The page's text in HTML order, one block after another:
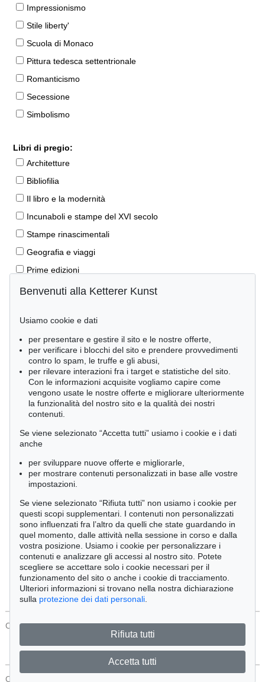
Impressionismo
Stile liberty'
Scuola di Monaco
Pittura tedesca settentrionale
Romanticismo
Secessione
Simbolismo
Libri di pregio:
Architetture
Bibliofilia
Il libro e la modernità
Incunaboli e stampe del XVI secolo
Stampe rinascimentali
Geografia e viaggi
Prime edizioni
Manoscritti antichi
Libri per bambini
Lifestyle
Pietre miliari delle scienze naturali
Letteratura classica
Economia e diritto
Meraviglie della natura
Cimelia
Ordine:
Tutti gli oggetti
Solo offerte attuali
Solo oggetti venduti
Cerca
CONTATTI Protezione Dei Dati
CONTATTI
Benvenuti alla Ketterer Kunst
Usiamo cookie e dati
per presentare e gestire il sito e le nostre offerte,
per verificare i blocchi del sito e prendere provvedimenti
contro lo spam, le truffe e gli abusi,
per rilevare interazioni fra i target e statistiche del sito.
Con le informazioni acquisite vogliamo capire come
vengono usate le nostre offerte e migliorare ulteriormente
la funzionalità del nostro sito e la qualità dei nostri
contenuti.
Se viene selezionato “Accetta tutti” usiamo i cookie e i dati
anche
per sviluppare nuove offerte e migliorarle,
per mostrare contenuti personalizzati in base alle vostre
impostazioni.
Se viene selezionato “Rifiuta tutti” non usiamo i cookie per
questi scopi supplementari. I contenuti non personalizzati
sono influenzati fra l’altro da quelli che state guardando in
quel momento, dalle attività nella sessione in corso e dalla
vostra posizione. Usiamo i cookie per personalizzare i
contenuti e analizzare gli accessi al nostro sito. Potete
scegliere se accettare solo i cookie necessari per il
funzionamento del sito o anche i cookie di tracciamento.
Ulteriori informazioni si trovano nella nostra dichiarazione
sulla protezione dei dati personali
Rifiuta tutti
Accetta tutti